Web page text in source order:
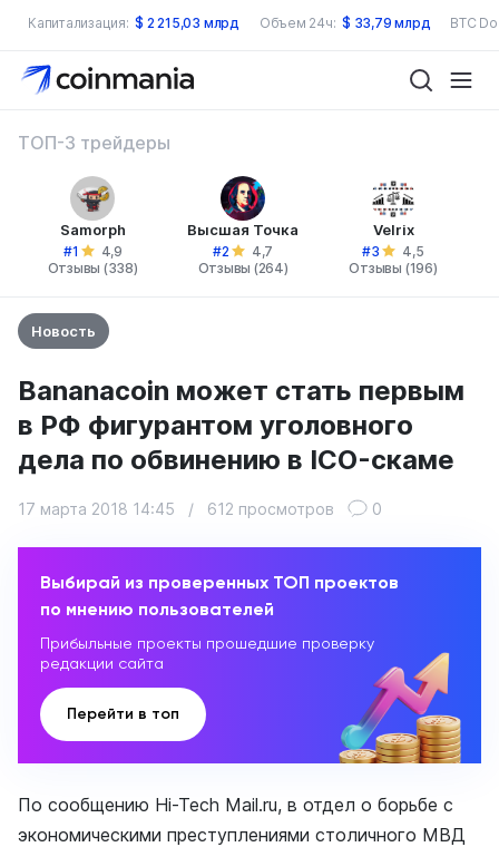
Капитализация: $ 2 215,03 млрд Объем 24ч: $ 33,79 млрд BTC
ТОП-3 трейдеры
Samorph
#1
4,9
Отзывы (338)
Высшая Точка
#2
4,7
Отзывы (264)
Velrix
#3
4,5
Отзывы (196)
Новость
Bananacoin может стать первым
в РФ фигурантом уголовного
дела по обвинению в ICO-скаме
17 марта 2018 14:45 / 612 просмотров 0
Выбирай из проверенных ТОП проектов
по мнению пользователей
Прибыльные проекты прошедшие проверку
редакции сайта
Перейти в топ
По сообщению Hi-Tech Mail.ru, в отдел о борьбе с
экономическими преступлениями столичного МВД